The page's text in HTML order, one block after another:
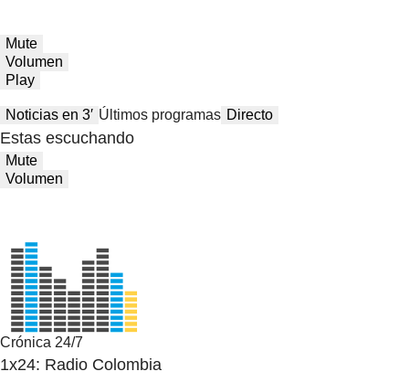
Mute
Volumen
Play
Noticias en 3′ Últimos programas Directo
Estas escuchando
Mute
Volumen
Crónica 24/7
1x24: Radio Colombia